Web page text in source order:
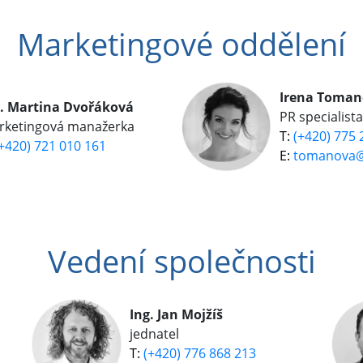
Marketingové oddělení
Martina Dvořáková
manažerka
721 010 161
Irena
PR specialista
(+420) 775
Vedení společnosti
Ing. Jan Mojžíš
jednatel
(+420) 776 868 213